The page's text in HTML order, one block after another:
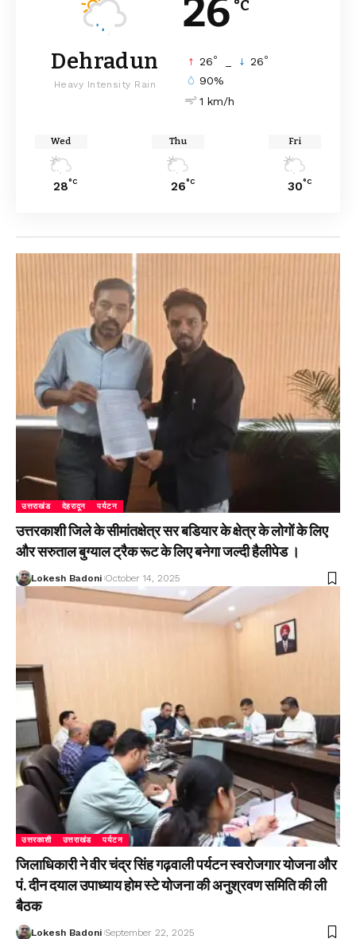
26 °C
Dehradun
Heavy Intensity Rain
26° 26°
90%
1 km/h
Wed
28°C
Thu
26°C
Fri
30°C
उत्तराखंड देहरादून पर्यटन
उत्तरकाशी जिले के सीमांतक्षेत्र सर बडियार के क्षेत्र के लोगों के लिए
और सरुताल बुग्याल ट्रैक रूट के लिए बनेगा जल्दी हैलीपेड ।
Lokesh Badoni October 14, 2025
उत्तरकाशी उत्तराखंड पर्यटन
जिलाधिकारी ने वीर चंद्र सिंह गढ़वाली पर्यटन स्वरोजगार योजना और
पं. दीन दयाल उपाध्याय होम स्टे योजना की अनुश्रवण समिति की ली
बैठक
Lokesh Badoni September 22, 2025